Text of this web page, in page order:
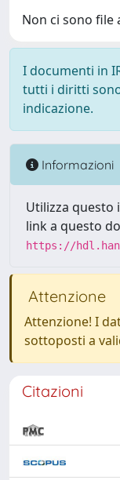
Non ci sono file
I documenti in
tutti i diritti
indicazione.
Informazioni
Utilizza questo
link a questo
https://
Attenzione
Attenzione! I
sottoposti a
Citazioni